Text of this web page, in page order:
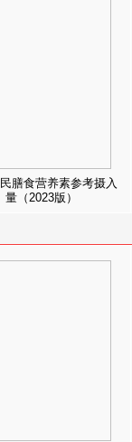
膳食营养素参考摄入
量（2023版）